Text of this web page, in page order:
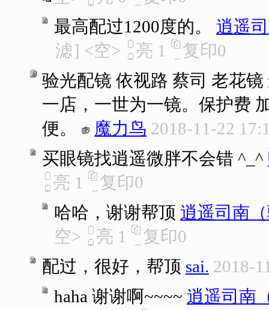
最高配过1200度的。
逍遥
滤] <空> 亮 1 复印0
验光配镜 依视路 蔡司 老花
一店，一世为一镜。保护费
便。
魔力鸟 2018-11-22
买眼镜找逍遥微胖不会错 ^_^
亮 1 复印0
哈哈，谢谢帮顶 逍遥司南
空>
亮 1 复印0
配过，很好，帮顶 sai. 2018-
haha 谢谢啊~~~~ 逍遥司南